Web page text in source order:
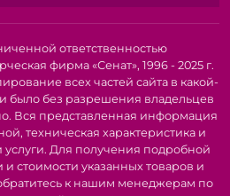
и украшения.
творческие проекты!
приобрести надежный и
станет вашим верным
Закажите ножницы
сейчас и наслаждайтесь
ответственностью
фирма «Сенат», 1996 - 2025 г.
всех частей сайта в какой-
было без разрешения владельцев
Вся представленная информация
техническая характеристика и
Для получения подробной
стоимости указанных товаров и
к нашим менеджерам по